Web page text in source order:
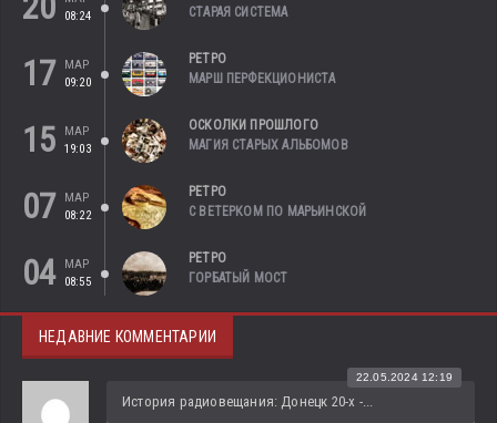
08:24
СТАРАЯ СИСТЕМА
17
МАР
09:20
РЕТРО
МАРШ ПЕРФЕКЦИОНИСТА
15
МАР
19:03
ОСКОЛКИ ПРОШЛОГО
МАГИЯ СТАРЫХ АЛЬБОМОВ
07
МАР
08:22
РЕТРО
С ВЕТЕРКОМ ПО МАРЬИНСКОЙ
04
МАР
08:55
РЕТРО
ГОРБАТЫЙ МОСТ
НЕДАВНИЕ КОММЕНТАРИИ
История радиовещания: Донецк 20-х -...
22.05.2024 12:19